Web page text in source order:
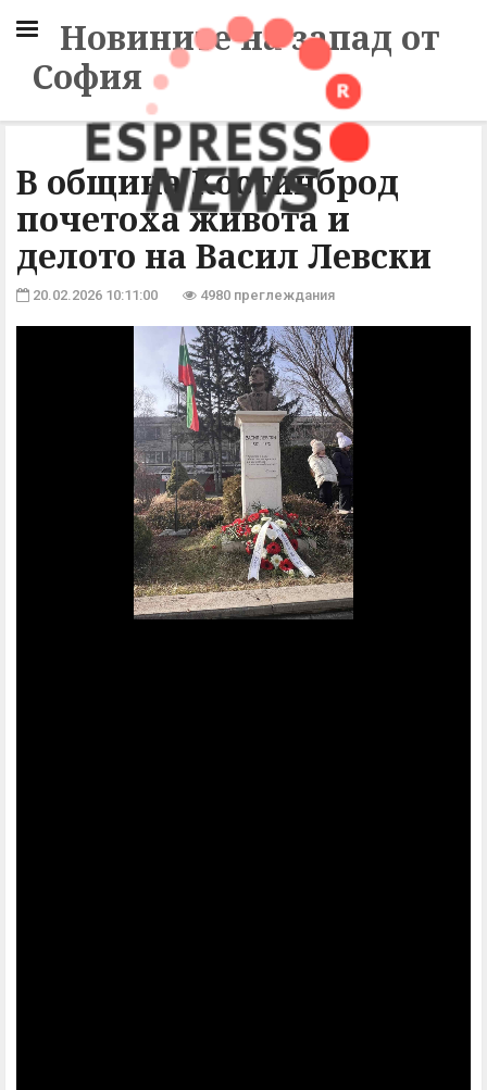
Новините на запад от
София
В община Костинброд
почетоха живота и
делото на Васил Левски
20.02.2026 10:11:00 4980 преглеждания